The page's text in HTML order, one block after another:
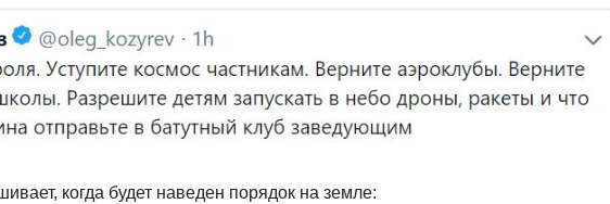
когда будет наведен порядок на земле: